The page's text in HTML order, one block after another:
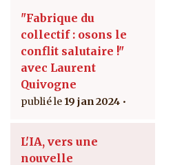
"Fabrique du
collectif : osons le
conflit salutaire !"
avec Laurent
Quivogne
19 jan 2024
L'IA, vers une
nouvelle